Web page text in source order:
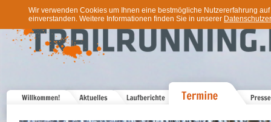
Wir verwenden Cookies um Ihnen eine bestmögliche Nutzererfahrung
einverstanden. Weitere Informationen finden Sie in unserer